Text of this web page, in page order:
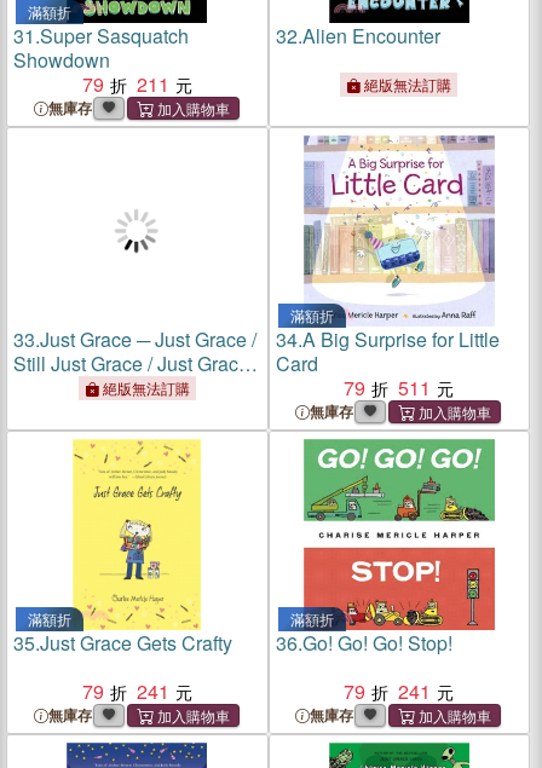
滿額折
31.Super Sasquatch
Showdown
79
211
無庫存
32.Alien Encounter
絕版無法訂購
33.Just Grace ─ Just Grace /
Still Just Grace / Just Grace
Walks the Dog絕版無法訂購
滿額折
34.A Big Surprise for Little
Card
79
511
無庫存
滿額折
35.Just Grace Gets Crafty
79
241
無庫存
滿額折
36.Go! Go! Go! Stop!
79
241
無庫存